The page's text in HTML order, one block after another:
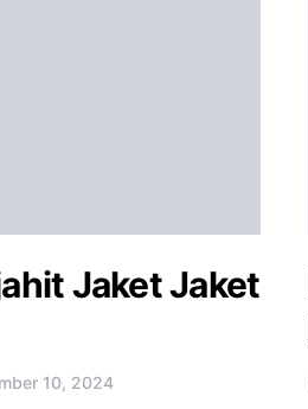
Jaket Jaket
10, 2024